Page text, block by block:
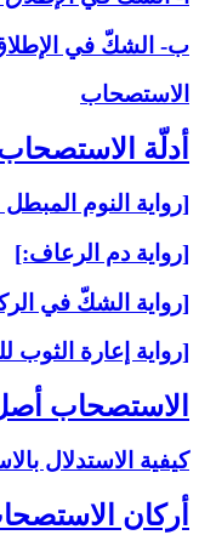
ب- الشكّ في الإطلاق
الاستصحاب‏
أدلّة
[رواية النوم
[رواية دم الرعاف:]
[رواية الشكّ في
[رواية إعارة الثوب
الاستصحاب
كيفية الاستدلال
أركان